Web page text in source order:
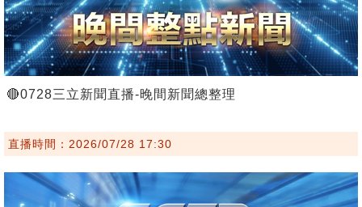
🔴0728三立新聞直播-晚間新聞總整理
直播時間：2026/07/28 17:30